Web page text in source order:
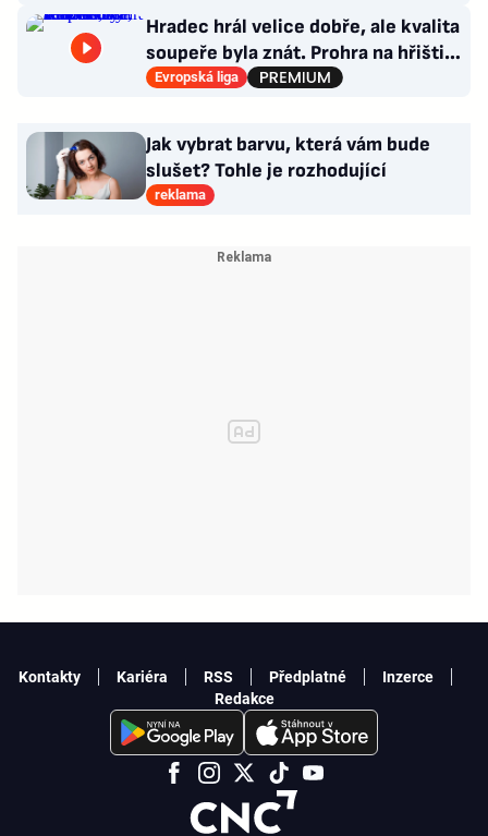
Hradec hrál velice dobře, ale kvalita
soupeře byla znát. Prohra na hřišti,
výhra v hledišti
Evropská liga
Jak vybrat barvu, která vám bude
slušet? Tohle je rozhodující
reklama
Kontakty Kariéra RSS Předplatné
Inzerce
Redakce